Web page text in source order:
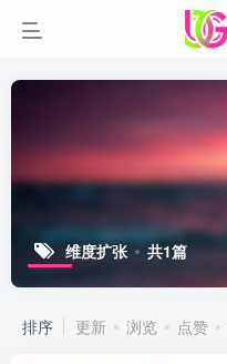
维度扩张 共1篇
排序 更新 浏览 点赞